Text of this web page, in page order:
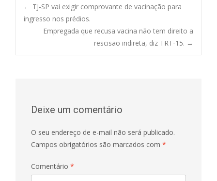
Post
navigation
← TJ-SP vai exigir comprovante de vacinação para
ingresso nos prédios.
Empregada que recusa vacina não tem direito a
rescisão indireta, diz TRT-15. →
Deixe um comentário
O seu endereço de e-mail não será publicado.
Campos obrigatórios são marcados com *
Comentário *